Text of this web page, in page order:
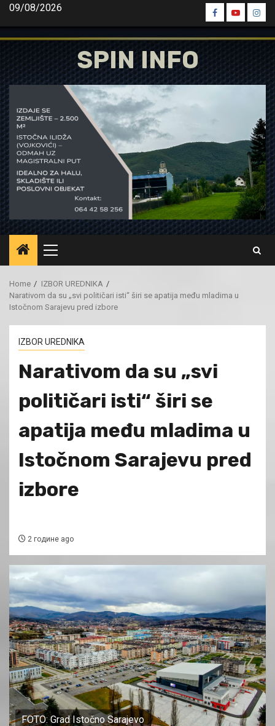
Skip
content
09/08/2026
Spin
Facebook
Spin
Youtube
Spin
SPIN INFO
Primary
Menu
Home
IZBOR UREDNIKA
Narativom da su „svi političari isti“ širi se apatija među mladima u
Istočnom Sarajevu pred izbore
IZBOR UREDNIKA
Narativom da su „svi
političari isti“ širi se
apatija među mladima u
Istočnom Sarajevu pred
izbore
2 године ago
FOTO: Grad Istočno Sarajevo